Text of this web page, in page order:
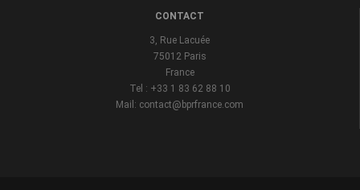
CONTACT
3, Rue Lacuée
75012 Paris
France
Tel : +33 1 83 62 88 10
Mail: contact@bprfrance.com